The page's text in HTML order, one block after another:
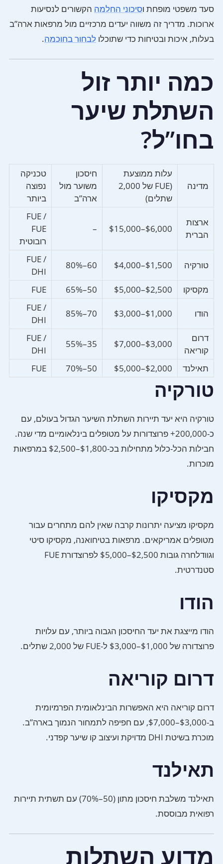
סעד משפטי מופחת וסיכוני החלמה הקשורים לנסיעות
ארוכות. מדריך זה משווה יעדים מרכזיים מול מרפאות ארה”ב
בעלות, איכות ובטיחות כדי שתוכלו לבחור בחוכמה.
כמה יותר זול
השתלת שיער
בחו”ל?
מדינה
עלות ממוצעת
(FUE של 2,000
שתלים)
חיסכון
משוער מול
ארה”ב
טכניקה
נפוצה
ביותר
ארצות
הברית
$6,000–$15,000
–
FUE /
FUE
רובוטית
טורקיה $1,500–$4,000
60–80%
FUE /
DHI
מקסיקו
$2,500–$5,000
50–65%
FUE
הודו $1,000–$3,000
70–85%
FUE /
DHI
דרום
קוריאה
$3,000–$7,000
35–55%
FUE /
DHI
תאילנד
$2,000–$5,000
50–70%
FUE
טורקיה
טורקיה היא יעד תיירות השתלת השיער הגדול בעולם, עם
כ-200,000+ פרוצדורות על מטופלים בינלאומיים מדי שנה.
חבילות הכל-כלול מתחילות בכ-$1,800–$2,500 במרפאות
מוכרות.
מקסיקו
מקסיקו מציעה יתרונות קרבה שאין להם מתחרים עבור
מטופלים אמריקאים. מרפאות בטיחואנה, מקסיקו סיטי
וגוודלחרה גובות $2,500–$5,000 לפרוצדורת FUE
סטנדרטית.
הודו
הודו מייצגת את יעד החיסכון הגבוה ביותר, עם עלויות
פרוצדורה של $1,000–$3,000 ל-FUE של 2,000 שתלים.
דרום קוריאה
דרום קוריאה היא האפשרות הבינלאומית הפרמיומית
ב-$3,000–$7,000, עם חפיפה לתמחור הנמוך בארה”ב.
מוכרת בשיטת DHI מדויקת ועיצוב קו שיער קפדני.
תאילנד
תאילנד משלבת חיסכון מתון (50–70%) עם תשתית תיירות
רפואית מבוססת.
מדוע השתלות